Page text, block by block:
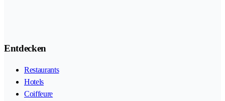
Entdecken
Restaurants
Hotels
Coiffeure